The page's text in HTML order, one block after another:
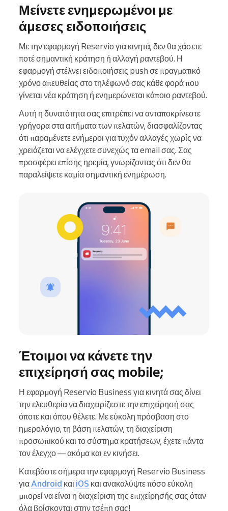
Μείνετε ενημερωμένοι με
άμεσες ειδοποιήσεις
Με την εφαρμογή Reservio για κινητά, δεν θα χάσετε
ποτέ σημαντική κράτηση ή αλλαγή ραντεβού. Η
εφαρμογή στέλνει ειδοποιήσεις push σε πραγματικό
χρόνο απευθείας στο τηλέφωνό σας κάθε φορά που
γίνεται νέα κράτηση ή ενημερώνεται κάποιο ραντεβού.
Αυτή η δυνατότητα σας επιτρέπει να ανταποκρίνεστε
γρήγορα στα αιτήματα των πελατών, διασφαλίζοντας
ότι παραμένετε ενήμεροι για τυχόν αλλαγές χωρίς να
χρειάζεται να ελέγχετε συνεχώς τα email σας. Σας
προσφέρει επίσης ηρεμία, γνωρίζοντας ότι δεν θα
παραλείψετε καμία σημαντική ενημέρωση.
Έτοιμοι να κάνετε την
επιχείρησή σας mobile;
Η εφαρμογή Reservio Business για κινητά σας δίνει
την ελευθερία να διαχειρίζεστε την επιχείρησή σας
όποτε και όπου θέλετε. Με εύκολη πρόσβαση στο
ημερολόγιο, τη βάση πελατών, τη διαχείριση
προσωπικού και το σύστημα κρατήσεων, έχετε πάντα
τον έλεγχο — ακόμα και εν κινήσει.
Κατεβάστε σήμερα την εφαρμογή Reservio Business
γιαAndroid και iOS και ανακαλύψτε πόσο εύκολη
μπορεί να είναι η διαχείριση της επιχείρησής σας όταν
όλα βρίσκονται στην τσέπη σας!